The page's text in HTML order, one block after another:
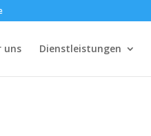
uns Dienstleistungen